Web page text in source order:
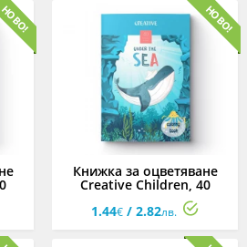
Книжка за оцветяване
Creative Children, 40
страници, Sea
1.44€ / 2.82лв.